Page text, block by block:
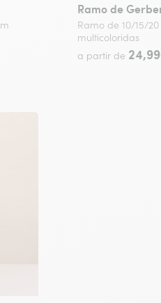
Ramo de
Ramo de 10/15/
multicoloridas
a partir de